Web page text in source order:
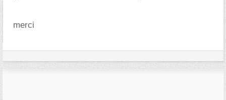
merci